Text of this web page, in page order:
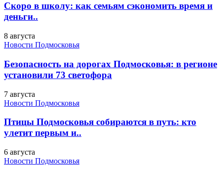
Скоро в школу: как семьям сэкономить время и
деньги..
8 августа
Новости Подмосковья
Безопасность на дорогах Подмосковья: в регионе
установили 73 светофора
7 августа
Новости Подмосковья
Птицы Подмосковья собираются в путь: кто
улетит первым и..
6 августа
Новости Подмосковья